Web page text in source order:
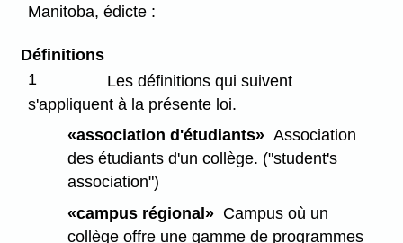
Manitoba, édicte :
Définitions
1
Les définitions qui suivent
s'appliquent à la présente loi.
«association d'étudiants» Association
des étudiants d'un collège. ("student's
association")
«campus régional» Campus où un
collège offre une gamme de programmes